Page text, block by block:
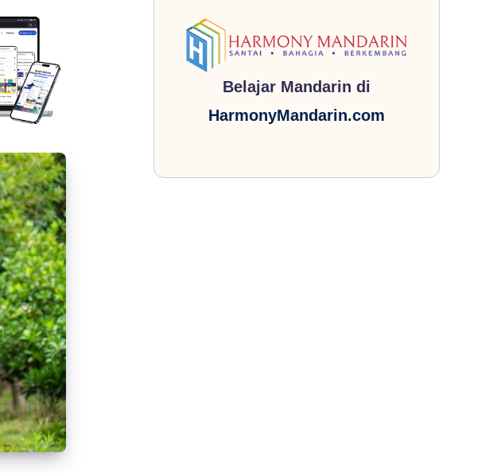
Belajar Mandarin di
HarmonyMandarin.com